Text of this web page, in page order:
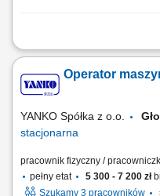
Co będziesz robić? Pomagać
dokładnością. Dbać o czystość
zmianie. Uczyć się, jak działa
Operator
YANKO Spółka z o.o.
stacjonarna
pracownik fizyczny /
pełny etat
5 300 - 7 200 zł
Szukamy 3 pracowników